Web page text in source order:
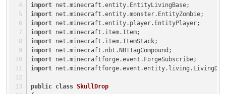
import net.minecraft.entity.EntityLivingBase;
import net.minecraft.entity.monster.EntityZombie;
import net.minecraft.entity.player.EntityPlayer;
import net.minecraft.item.Item;
import net.minecraft.item.ItemStack;
import net.minecraft.nbt.NBTTagCompound;
import net.minecraftforge.event.ForgeSubscribe;
import
public class SkullDrop